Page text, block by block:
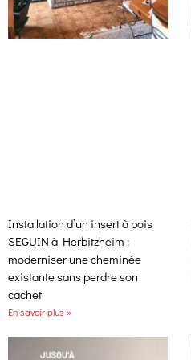
Installation d’un insert à bois
SEGUIN à Herbitzheim :
moderniser une cheminée
existante sans perdre son
cachet
En savoir plus »